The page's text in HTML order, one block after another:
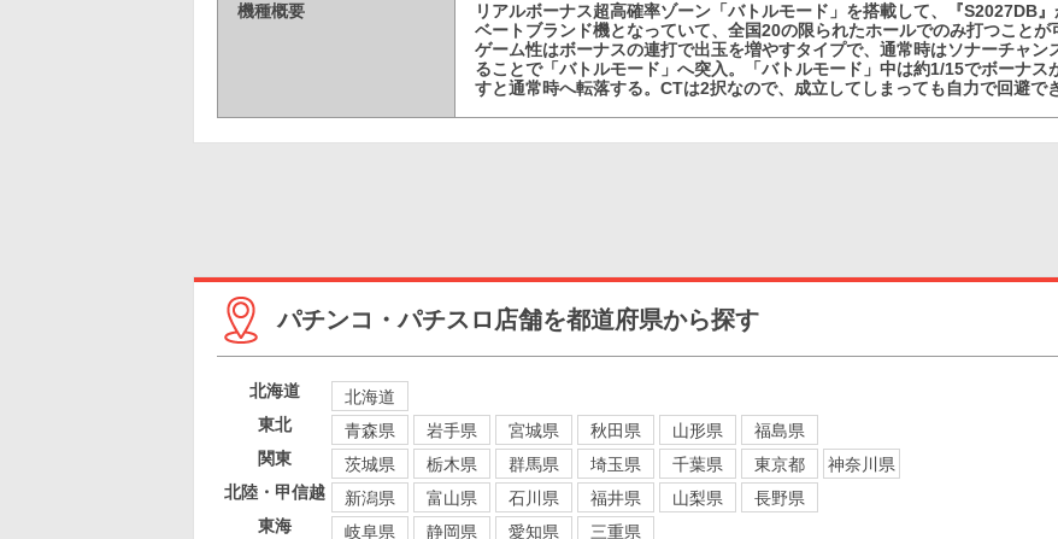
機種概要
リアルボーナス超高確率ゾーン「バトルモード」を搭載して、『S2027DB
ベートブランド機となっていて、全国20の限られたホールでのみ打つことが
ゲーム性はボーナスの連打で出玉を増やすタイプで、通常時はソナーチャ
ることで「バトルモード」へ突入。「バトルモード」中は約1/15でボーナ
すと通常時へ転落する。CTは2択なので、成立してしまっても自力で回避で
パチンコ・パチスロ店舗を都道府県から探す
北海道
北海道
東北
青森県 岩手県 宮城県 秋田県 山形県
福島県
関東
茨城県 栃木県 群馬県 埼玉県 千葉県 東京都
神奈川県
北陸・甲信越
新潟県 富山県 石川県 福井県 山梨県
長野県
東海
岐阜県 静岡県 愛知県
三重県